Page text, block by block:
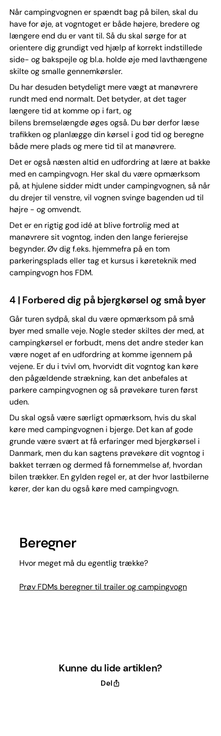
Når campingvognen er spændt bag på bilen, skal du
have for øje, at vogntoget er både højere, bredere og
længere end du er vant til. Så du skal sørge for at
orientere dig grundigt ved hjælp af korrekt indstillede
side- og bakspejle og bl.a. holde øje med lavthængene
skilte og smalle gennemkørsler.
Du har desuden betydeligt mere vægt at manøvrere
rundt med end normalt. Det betyder, at det tager
længere tid at komme op i fart, og
bilens bremselængde øges også. Du bør derfor læse
trafikken og planlægge din kørsel i god tid og beregne
både mere plads og mere tid til at manøvrere.
Det er også næsten altid en udfordring at lære at bakke
med en campingvogn. Her skal du være opmærksom
på, at hjulene sidder midt under campingvognen, så når
du drejer til venstre, vil vognen svinge bagenden ud til
højre - og omvendt.
Det er en rigtig god idé at blive fortrolig med at
manøvrere sit vogntog, inden den lange ferierejse
begynder. Øv dig f.eks. hjemmefra på en tom
parkeringsplads eller tag et kursus i køreteknik med
campingvogn hos FDM.
4 | Forbered dig på bjergkørsel og små byer
Går turen sydpå, skal du være opmærksom på små
byer med smalle veje. Nogle steder skiltes der med, at
campingkørsel er forbudt, mens det andre steder kan
være noget af en udfordring at komme igennem på
vejene. Er du i tvivl om, hvorvidt dit vogntog kan køre
den pågældende strækning, kan det anbefales at
parkere campingvognen og så prøvekøre turen først
uden.
Du skal også være særligt opmærksom, hvis du skal
køre med campingvognen i bjerge. Det kan af gode
grunde være svært at få erfaringer med bjergkørsel i
Danmark, men du kan sagtens prøvekøre dit vogntog i
bakket terræn og dermed få fornemmelse af, hvordan
bilen trækker. En gylden regel er, at der hvor lastbilerne
kører, der kan du også køre med campingvogn.
Beregner
Hvor meget må du egentlig trække?
Prøv FDMs beregner til trailer og campingvogn
Kunne du lide artiklen?
Del